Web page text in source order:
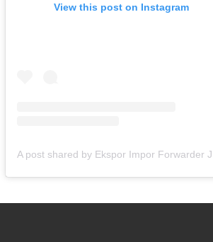
View this post on Instagram